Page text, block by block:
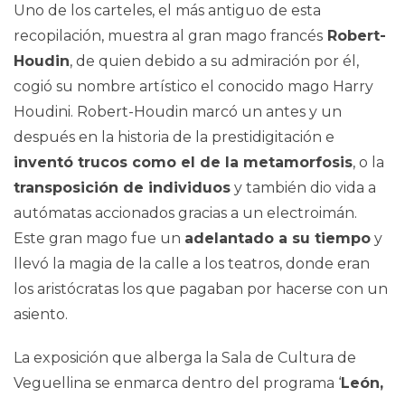
Uno de los carteles, el más antiguo de esta
recopilación, muestra al gran mago francés Robert-
Houdin, de quien debido a su admiración por él,
cogió su nombre artístico el conocido mago Harry
Houdini. Robert-Houdin marcó un antes y un
después en la historia de la prestidigitación e
inventó trucos como el de la metamorfosis, o la
transposición de individuos y también dio vida a
autómatas accionados gracias a un electroimán.
Este gran mago fue un adelantado a su tiempo y
llevó la magia de la calle a los teatros, donde eran
los aristócratas los que pagaban por hacerse con un
asiento.
La exposición que alberga la Sala de Cultura de
Veguellina se enmarca dentro del programa ‘León,